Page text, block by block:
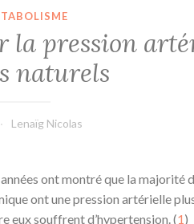
la pression
naturels
Lenaïg Nicolas
ont montré que la majorité
ont une pression artérielle
eux souffrent d’hypertension. (1)